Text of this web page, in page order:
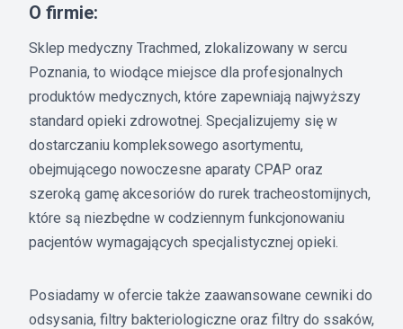
O firmie:
Sklep medyczny Trachmed, zlokalizowany w sercu
Poznania, to wiodące miejsce dla profesjonalnych
produktów medycznych, które zapewniają najwyższy
standard opieki zdrowotnej. Specjalizujemy się w
dostarczaniu kompleksowego asortymentu,
obejmującego nowoczesne aparaty CPAP oraz
szeroką gamę akcesoriów do rurek tracheostomijnych,
które są niezbędne w codziennym funkcjonowaniu
pacjentów wymagających specjalistycznej opieki.
Posiadamy w ofercie także zaawansowane cewniki do
odsysania, filtry bakteriologiczne oraz filtry do ssaków,